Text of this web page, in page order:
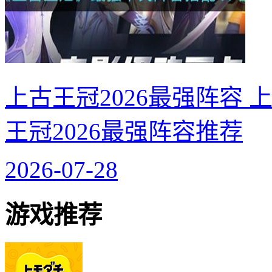
上古王冠2026最强阵容
王冠2026最强阵容推荐
2026-07-28
游戏推荐